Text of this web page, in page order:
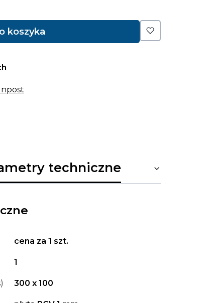
koszyka
techniczne
cena za 1 szt.
1
300 x 100